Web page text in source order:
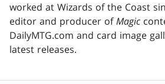
worked at Wizards of the Coast
editor and producer ofMagic
DailyMTG.com and card image
latest releases.